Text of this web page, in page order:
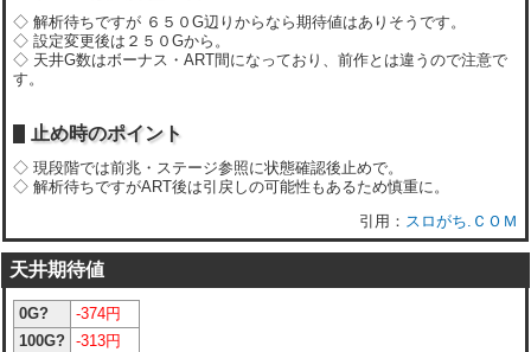
◇ 解析待ちですが ６５０G辺りからなら期待値はありそうです。
◇ 設定変更後は２５０Gから。
◇ 天井G数はボーナス・ART間になっており、前作とは違うので注意で
す。
止め時のポイント
◇ 現段階では前兆・ステージ参照に状態確認後止めで。
◇ 解析待ちですがART後は引戻しの可能性もあるため慎重に。
スロがち.ＣＯＭ
天井期待値
0G?
-374円
100G?
-313円